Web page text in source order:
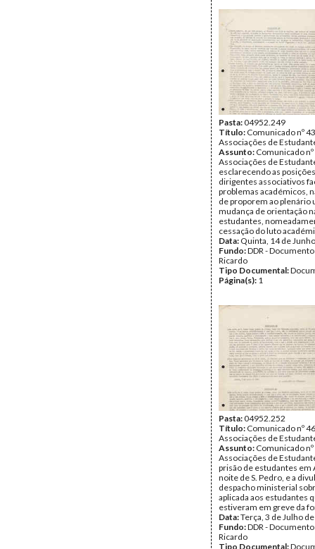
Ricardo
Tipo Documental:
Página(s):2
Pasta:04952.249
Título: Comunicado nº
Associações de
Assunto: Comunicado
Associações de
esclarecendo as
dirigentes associativos
problemas académicos,
de proporem ao plenário
mudança de orientação
estudantes,
cessação do luto
Data: Quinta, 14 de
Fundo:DDR -
Ricardo
Tipo Documental:
Página(s): 1
Pasta:04952.252
Título: Comunicado nº
Associações de
Assunto: Comunicado
Associações de
prisão de estudantes em
noite de S. Pedro, e a
despacho ministerial
aplicada aos estudantes
estiveram em greve da
Data:Terça, 3 de Julho
Fundo:DDR -
Ricardo
Tipo Documental: